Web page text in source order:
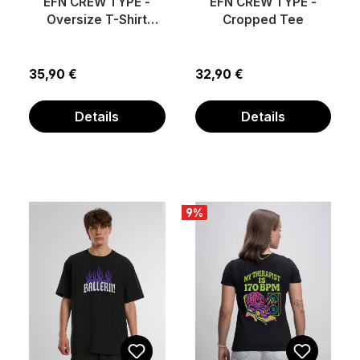
Oversize T-Shirt
Regulärer Preis:
35,90 €
Details
Cropped Tee
Regulärer Preis:
32,90 €
Details
9%